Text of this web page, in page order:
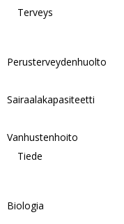
Terveys
Perusterveydenhuolto
Sairaalakapasiteetti
Vanhustenhoito
Tiede
Biologia